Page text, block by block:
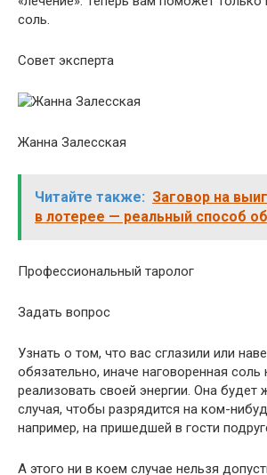
соль.
Совет эксперта
Жанна Залесская
Читайте также: Заговор на
в лотерее — реальный способ
Профессиональный таролог
Задать вопрос
Узнать о том, что вас сглазили или
обязательно, иначе наговоренная
реализовать своей энергии. Она будет
случая, чтобы разрядится на ком-
например, на пришедшей в гости
А этого ни в коем случае нельзя